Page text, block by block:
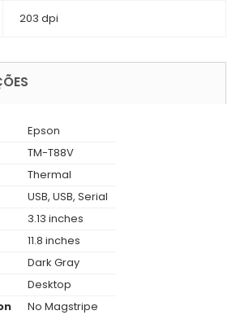
203 dpi
Epson
TM-T88V
Thermal
USB, USB, Serial
3.13 inches
11.8 inches
Dark Gray
Desktop
No Magstripe